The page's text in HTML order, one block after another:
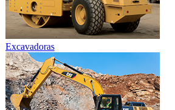
Excavadoras